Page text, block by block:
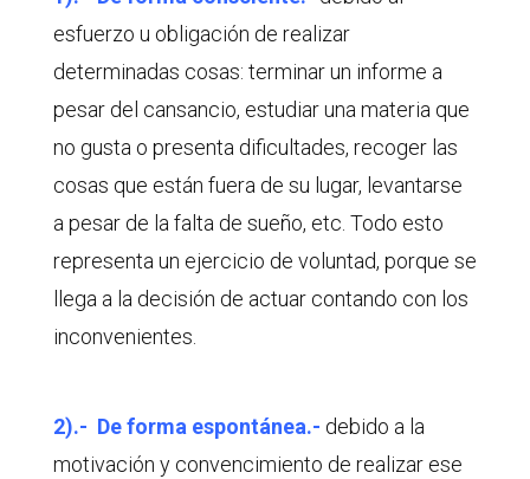
esfuerzo u obligación de realizar
determinadas cosas: terminar un informe a
pesar del cansancio, estudiar una materia que
no gusta o presenta dificultades, recoger las
cosas que están fuera de su lugar, levantarse
a pesar de la falta de sueño, etc. Todo esto
representa un ejercicio de voluntad, porque se
llega a la decisión de actuar contando con los
inconvenientes.
2).- De forma espontánea.- debido a la
motivación y convencimiento de realizar ese